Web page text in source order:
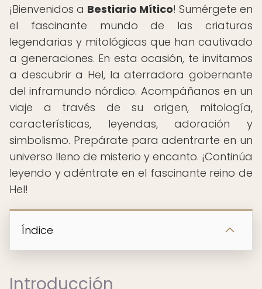
¡Bienvenidos a Bestiario Mítico! Sumérgete en
el fascinante mundo de las criaturas
legendarias y mitológicas que han cautivado
a generaciones. En esta ocasión, te invitamos
a descubrir a Hel, la aterradora gobernante
del inframundo nórdico. Acompáñanos en un
viaje a través de su origen, mitología,
características, leyendas, adoración y
simbolismo. Prepárate para adentrarte en un
universo lleno de misterio y encanto. ¡Continúa
leyendo y adéntrate en el fascinante reino de
Hel!
Índice
Introducción